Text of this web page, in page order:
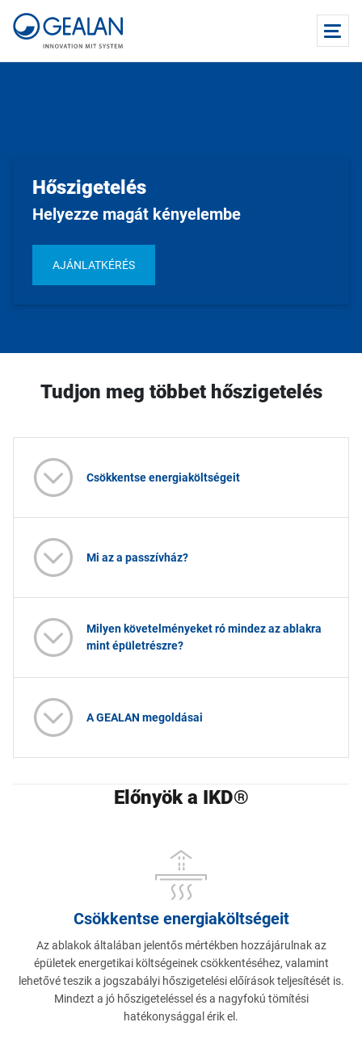
Hőszigetelés
Helyezze magát kényelembe
AJÁNLATKÉRÉS
Tudjon meg többet hőszigetelés
Csökkentse energiaköltségeit
Mi az a passzívház?
Milyen követelményeket ró mindez az ablakra
mint épületrészre?
A GEALAN megoldásai
Előnyök a IKD®
Csökkentse energiaköltségeit
Az ablakok általában jelentős mértékben hozzájárulnak az
épületek energetikai költségeinek csökkentéséhez, valamint
lehetővé teszik a jogszabályi hőszigetelési előírások teljesítését is.
Mindezt a jó hőszigeteléssel és a nagyfokú tömítési
hatékonysággal érik el.